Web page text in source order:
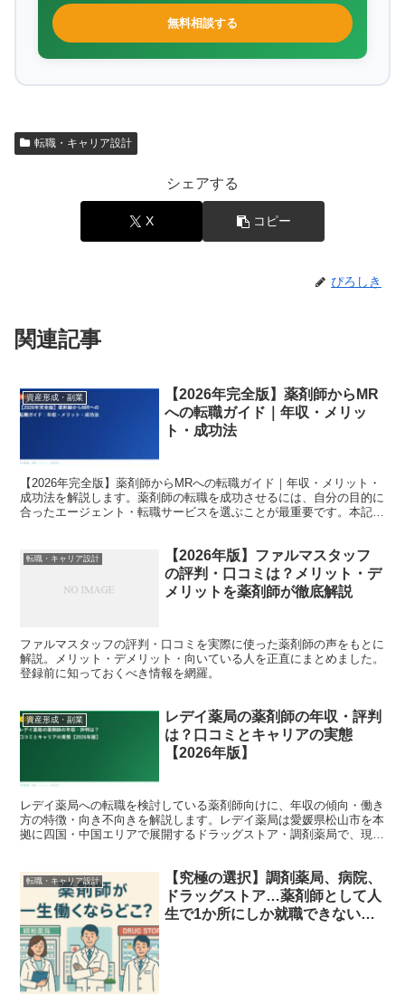
無料相談する
転職・キャリア設計
シェアする
X コピー
ぴろしき
関連記事
資産形成・副業
【2026年完全版】薬剤師からMR
への転職ガイド｜年収・メリッ
ト・成功法
【2026年完全版】薬剤師からMRへの転職ガイド｜年収・メリット・
成功法を解説します。薬剤師の転職を成功させるには、自分の目的に
合ったエージェント・転職サービスを選ぶことが最重要です。本記事
転職・キャリア設計
【2026年版】ファルマスタッフ
の評判・口コミは？メリット・デ
メリットを薬剤師が徹底解説
ファルマスタッフの評判・口コミを実際に使った薬剤師の声をもとに
解説。メリット・デメリット・向いている人を正直にまとめました。
登録前に知っておくべき情報を網羅。
資産形成・副業
レデイ薬局の薬剤師の年収・評判
は？口コミとキャリアの実態
【2026年版】
レデイ薬局への転職を検討している薬剤師向けに、年収の傾向・働き
方の特徴・向き不向きを解説します。レデイ薬局は愛媛県松山市を本
拠に四国・中国エリアで展開するドラッグストア・調剤薬局で、現在
転職・キャリア設計
【究極の選択】調剤薬局、病院、
ドラッグストア…薬剤師として人
生で1か所にしか就職できないと